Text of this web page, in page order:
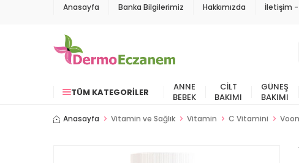
Anasayfa Banka Bilgilerimiz Hakkımızda İletişim -
TÜM KATEGORILER
ANNE
BEBEK
CILT
BAKIMI
GÜNEŞ
BAKIMI
Anasayfa Vitamin ve Sağlık Vitamin C Vitamini